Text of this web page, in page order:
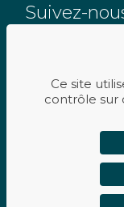
Suivez-
MENTIONS LÉGALES
POLITIQUE DE
Ce site
contrôle sur